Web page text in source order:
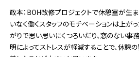
政本：BOH改修プロジェクトで休憩室が生
いなく働くスタッフのモチベーションは上が
がりで思い思いにくつろいだり、窓のない
明によってストレスが軽減することで、休憩